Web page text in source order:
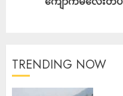
TRENDING NOW